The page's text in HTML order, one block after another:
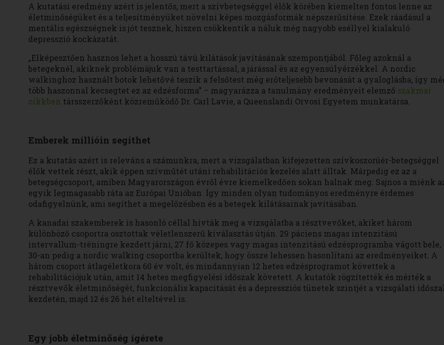
A kutatási eredmény azért is jelentős, mert a szívbetegséggel élők körében kiemelten fontos lenne az
életminőségüket és a teljesítményüket növelni képes mozgásformák népszerűsítése. Ezek ráadásul a
mentális egészségnek is jót tesznek, hiszen csökkentik a náluk még nagyobb eséllyel kialakuló
depresszió kockázatát.
„Elképesztően hasznos lehet a hosszú távú kilátások javításának szempontjából. Főleg azoknál a
betegeknél, akiknek problémájuk van a testtartással, a járással és az egyensúlyérzékkel. A nordic
walkinghoz használt botok lehetővé teszik a felsőtest még erőteljesebb bevonását a gyaloglásba, így
több haszonnal kecsegtet ez az edzésforma” – magyarázza a tanulmány eredményeit elemző szakmai
cikkben társszerzőként közreműködő Dr. Carl Lavie, a Queenslandi Orvosi Egyetem munkatársa.
Emberek millióin segíthet
Ez a kutatás azért is releváns a számunkra, mert a vizsgálatban kifejezetten szívkoszorúér-betegséggel
élők vettek részt, akik éppen szívműtét utáni rehabilitációs kezelés alatt álltak. Márpedig ez az a
betegségcsoport, amiben Magyarországon évről évre kiemelkedően sokan halnak meg. Sajnos a miénk
egyik legmagasabb ráta az Európai Unióban. Így minden olyan tudományos eredményre érdemes
odafigyelnünk, ami segíthet a megelőzésben és a betegek kilátásainak javításában.
A kanadai szakemberek is hasonló céllal hívták meg a vizsgálatba a résztvevőket, akiket három
különböző csoportra osztottak véletlenszerű kiválasztás útján. 29 páciens magas intenzitású
intervallum-tréningre kezdett járni, 27 fő közepes vagy magas intenzitású edzésprogramba vágott bele,
30-an pedig a nordic walking csoportba kerültek, hogy össze lehessen hasonlítani az eredményeiket. A
három csoport átlagéletkora 60 év volt, és mindannyian 12 hetes edzésprogramot követtek a
rehabilitációjuk után, amit 14 hetes megfigyelési időszak követett. A kutatók rögzítették és mérték a
résztvevők életminőségét, funkcionális kapacitását és a depressziós tünetek szintjét a vizsgálati
kezdetén, majd 12 és 26 hét elteltével is.
Egy jobb életminőség ígérete